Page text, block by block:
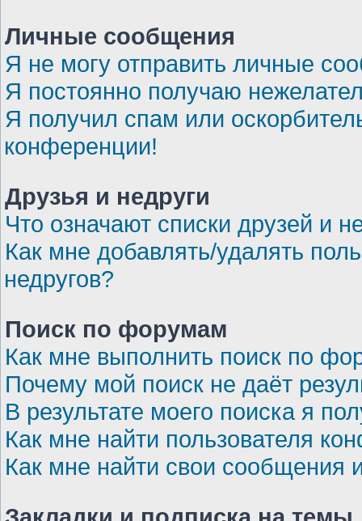
Личные сообщения
Я не могу отправить личные
Я постоянно получаю
Я получил спам или
конференции!
Друзья и недруги
Что означают списки друзей и
Как мне добавлять/удалять
недругов?
Поиск по форумам
Как мне выполнить поиск по
Почему мой поиск не даёт
В результате моего поиска я
Как мне найти пользователя
Как мне найти свои сообщения